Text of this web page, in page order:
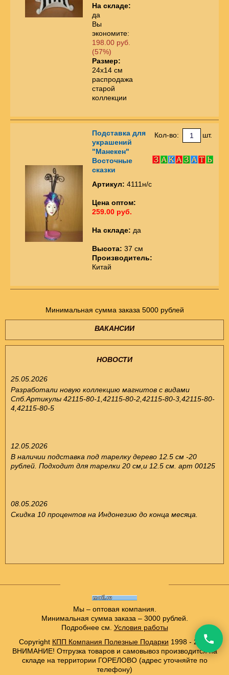
На складе:
да
Вы
экономите:
198.00 руб.
(57%)
Размер:
24х14 см
распродажа
старой
коллекции
Подставка для
украшений
"Манекен"
Восточные
сказки
Артикул: 4111н/с
Цена оптом:
259.00 руб.
На складе: да
Высота: 37 см
Производитель:
Китай
Кол-во: шт.
Минимальная сумма заказа 5000 рублей
ВАКАНСИИ
НОВОСТИ
25.05.2026
Разработали новую коллекцию магнитов с видами
Спб.Артикулы 42115-80-1,42115-80-2,42115-80-3,42115-80-
4,42115-80-5
12.05.2026
В наличии подставка под тарелку дерево 12.5 см -20
рублей. Подходит для тарелки 20 см,и 12.5 см. арт 00125
08.05.2026
Скидка 10 процентов на Индонезию до конца месяца.
Мы – оптовая компания.
Минимальная сумма заказа – 3000 рублей.
Подробнее см. Условия работы
Copyright КПП Компания Полезные Подарки 1998 - 2021
ВНИМАНИЕ! Отгрузка товаров и самовывоз производится на
складе на территории ГОРЕЛОВО (адрес уточняйте по
телефону)